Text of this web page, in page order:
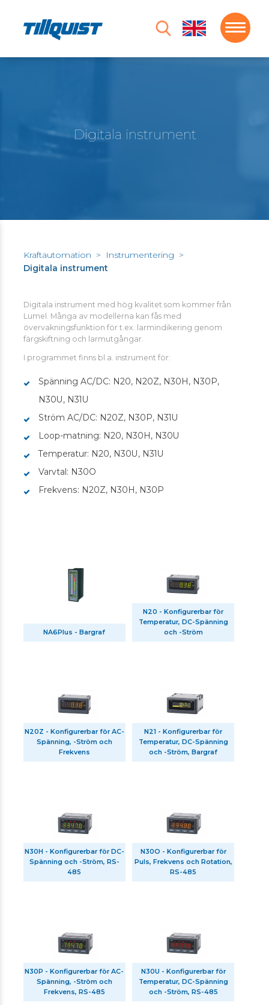
Digitala instrument
Kraftautomation > Instrumentering >
Digitala instrument
Digitala instrument med hög kvalitet som kommer från
Lumel. Många av modellerna kan fås med
övervakningsfunktion för t.ex. larmindikering genom
färgskiftning och larmutgångar.
I programmet finns bl.a. instrument för:
Spänning AC/DC: N20, N20Z, N30H, N30P,
N30U, N31U
Ström AC/DC: N20Z, N30P, N31U
Loop-matning: N20, N30H, N30U
Temperatur: N20, N30U, N31U
Varvtal: N30O
Frekvens: N20Z, N30H, N30P
NA6Plus - Bargraf
N20 - Konfigurerbar för
Temperatur, DC-Spänning
och -Ström
N20Z - Konfigurerbar för AC-
Spänning, -Ström och
Frekvens
N21 - Konfigurerbar för
Temperatur, DC-Spänning
och -Ström, Bargraf
N30H - Konfigurerbar för DC-
Spänning och -Ström, RS-
485
N30O - Konfigurerbar för
Puls, Frekvens och Rotation,
RS-485
N30P - Konfigurerbar för AC-
Spänning, -Ström och
Frekvens, RS-485
N30U - Konfigurerbar för
Temperatur, DC-Spänning
och -Ström, RS-485